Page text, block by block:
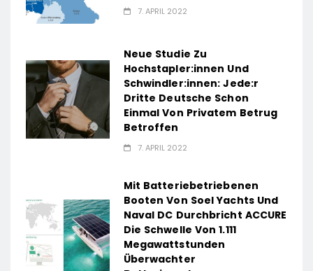
7. APRIL 2022
Neue Studie Zu
Hochstapler:innen Und
Schwindler:innen: Jede:r
Dritte Deutsche Schon
Einmal Von Privatem Betrug
Betroffen
7. APRIL 2022
Mit Batteriebetriebenen
Booten Von Soel Yachts Und
Naval DC Durchbricht ACCURE
Die Schwelle Von 1.111
Megawattstunden
Überwachter